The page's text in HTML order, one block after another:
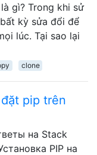
gì? Trong khi sử
kỳ sửa đổi để
lúc. Tại sao lại
clone
pip trên
на Stack
PIP на